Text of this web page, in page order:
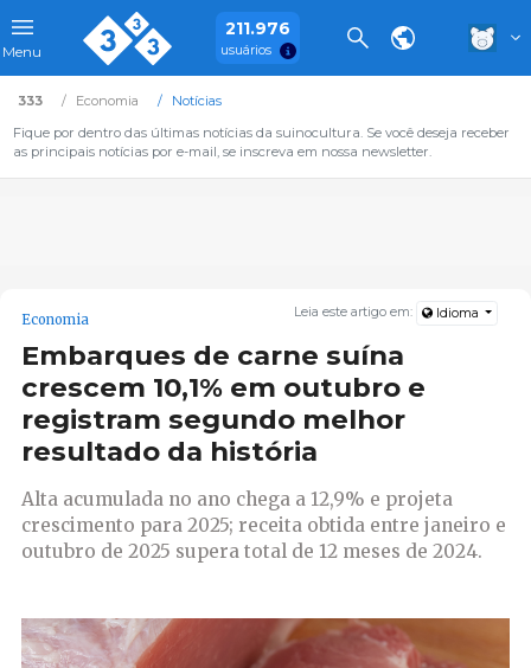
Menu
211.976
usuários
333 Economia
Notícias
Fique por dentro das últimas notícias da suinocultura. Se você deseja receber
as principais notícias por e-mail, se inscreva em nossa newsletter.
Leia este artigo em: Idioma
Economia
Embarques de carne suína
crescem 10,1% em outubro e
registram segundo melhor
resultado da história
Alta acumulada no ano chega a 12,9% e projeta
crescimento para 2025; receita obtida entre janeiro e
outubro de 2025 supera total de 12 meses de 2024.